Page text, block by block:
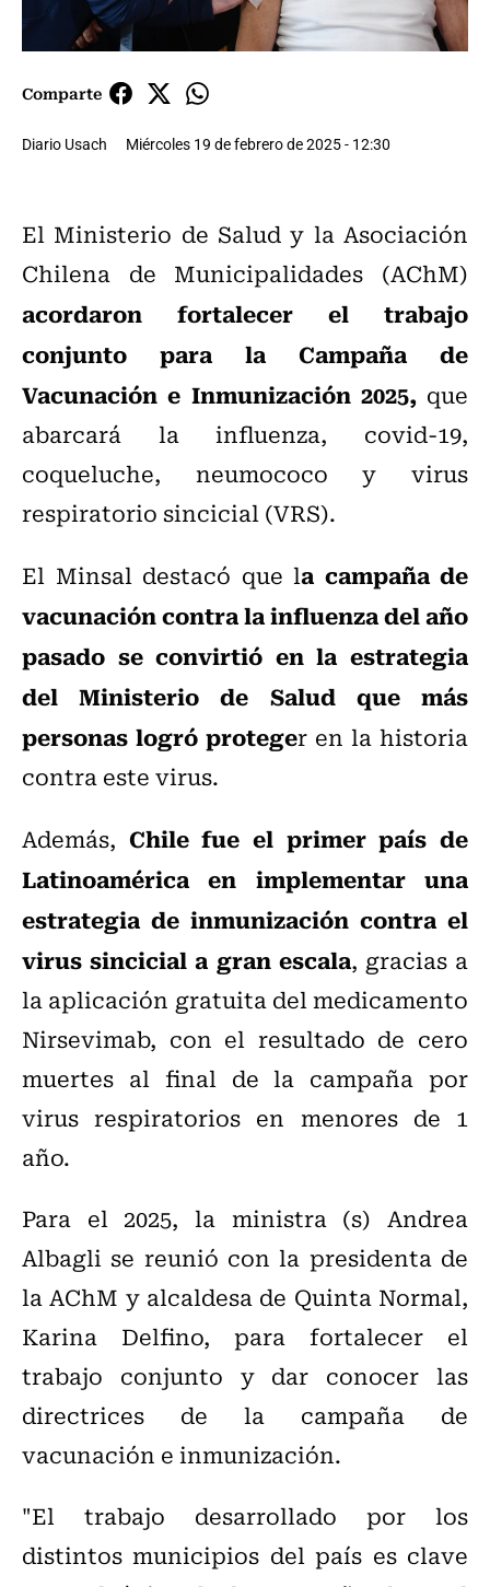
Comparte
Diario Usach Miércoles 19 de febrero de 2025 - 12:30
El Ministerio de Salud y la Asociación
Chilena de Municipalidades (AChM)
acordaron fortalecer el trabajo
conjunto para la Campaña de
Vacunación e Inmunización 2025,que
abarcará la influenza, covid-19,
coqueluche, neumococo y virus
respiratorio sincicial (VRS).
El Minsal destacó que la campaña de
vacunación contra la influenza del año
pasado se convirtió en la estrategia
del Ministerio de Salud que más
personas logró proteger en la historia
contra este virus.
Además, Chile fue el primer país de
Latinoamérica en implementar una
estrategia de inmunización contra el
virus sincicial a gran escala, gracias a
la aplicación gratuita del medicamento
Nirsevimab, con el resultado de cero
muertes al final de la campaña por
virus respiratorios en menores de 1
año.
Para el 2025, la ministra (s) Andrea
Albagli se reunió con la presidenta de
la AChM y alcaldesa de Quinta Normal,
Karina Delfino, para fortalecer el
trabajo conjunto y dar conocer las
directrices de la campaña de
vacunación e inmunización.
"El trabajo desarrollado por los
distintos municipios del país es clave